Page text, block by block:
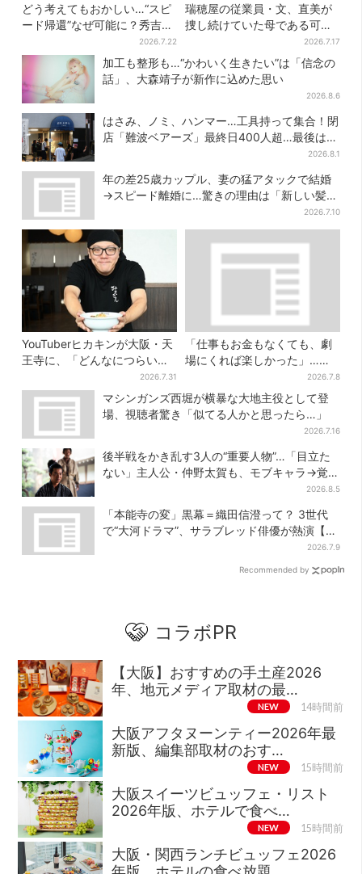
どう考えてもおかしい…“スピ
ード帰還”なぜ可能に？秀吉が
噂した、3人目の謀反人【豊臣
兄弟】
2026.7.22
瑞穂屋の従業員・文、直美が
捜し続けていた母である可能
性が浮上？ SNS驚き「灯台下
暗しすぎる」
2026.7.17
加工も整形も…“かわいく生きたい”は「信念の
話」、大森靖子が新作に込めた思い
2026.8.6
はさみ、ノミ、ハンマー…工具持って集合！閉
店「難波ベアーズ」最終日400人超…最後は
2026.8.1
年の差25歳カップル、妻の猛アタックで結婚
→スピード離婚に…驚きの理由は「新しい髪
2026.7.10
YouTuberヒカキンが大阪・天
王寺に、「どんなにつらい時
でも…」ラーメン愛＆兄セイ
キンとの思い出を語る
2026.7.31
「仕事もお金もなくても、劇
場にくれば楽しかった」…大
阪“マンゲキ卒業”芸人が語
る、漫才を磨き続けた日々
2026.7.8
マシンガンズ西堀が横暴な大地主役として登
場、視聴者驚き「似てる人かと思ったら…」
2026.7.16
後半戦をかき乱す3人の“重要人物”…「目立た
ない」主人公・仲野太賀も、モブキャラ→覚醒
2026.8.5
「本能寺の変」黒幕＝織田信澄って？ 3世代
で“大河ドラマ”、サラブレッド俳優が熱演【豊
2026.7.9
Recommended by
コラボPR
【大阪】おすすめの手土産2026
年、地元メディア取材の最…
NEW 14時間前
大阪アフタヌーンティー2026年最
新版、編集部取材のおす…
NEW 15時間前
大阪スイーツビュッフェ・リスト
2026年版、ホテルで食べ…
NEW 15時間前
大阪・関西ランチビュッフェ2026